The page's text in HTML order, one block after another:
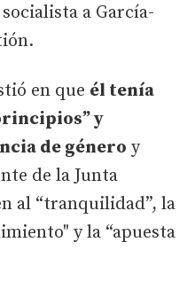
a García-
en que él tenía
y
de género y
de la Junta
al “tranquilidad”, la
y la “apuesta